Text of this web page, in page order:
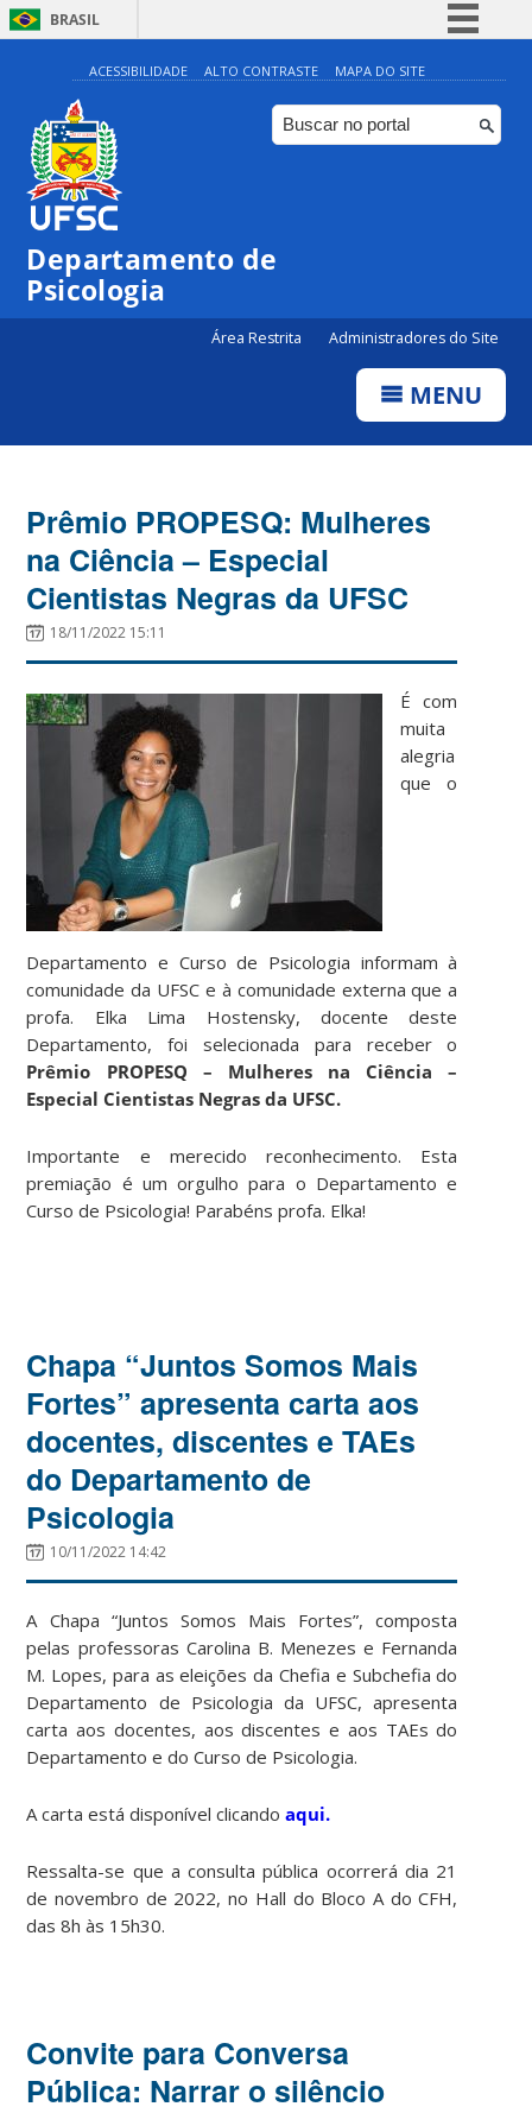
BRASIL
Simplifique!
Comunica BR
Participe
ACESSIBILIDADE ALTO CONTRASTE MAPA DO SITE
Departamento de
Psicologia
Área Restrita Administradores do Site
MENU
Prêmio PROPESQ: Mulheres
na Ciência – Especial
Cientistas Negras da UFSC
18/11/2022 15:11
É com
muita
alegria
que o
Departamento e Curso de Psicologia informam à
comunidade da UFSC e à comunidade externa que a
profa. Elka Lima Hostensky, docente deste
Departamento, foi selecionada para receber o
Prêmio PROPESQ – Mulheres na Ciência –
Especial Cientistas Negras da UFSC.
Importante e merecido reconhecimento. Esta
premiação é um orgulho para o Departamento e
Curso de Psicologia! Parabéns profa. Elka!
Chapa “Juntos Somos Mais
Fortes” apresenta carta aos
docentes, discentes e TAEs
do Departamento de
Psicologia
10/11/2022 14:42
A Chapa “Juntos Somos Mais Fortes”, composta
pelas professoras Carolina B. Menezes e Fernanda
M. Lopes, para as eleições da Chefia e Subchefia do
Departamento de Psicologia da UFSC, apresenta
carta aos docentes, aos discentes e aos TAEs do
Departamento e do Curso de Psicologia.
A carta está disponível clicandoaqui.
Ressalta-se que a consulta pública ocorrerá dia 21
de novembro de 2022, no Hall do Bloco A do CFH,
das 8h às 15h30.
Convite para Conversa
Pública: Narrar o silêncio